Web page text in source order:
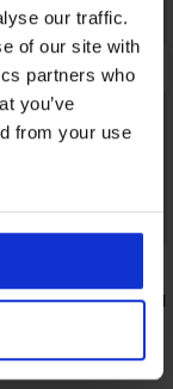
our traffic.
of our site with
partners who
you’ve
from your use
Classic JACK